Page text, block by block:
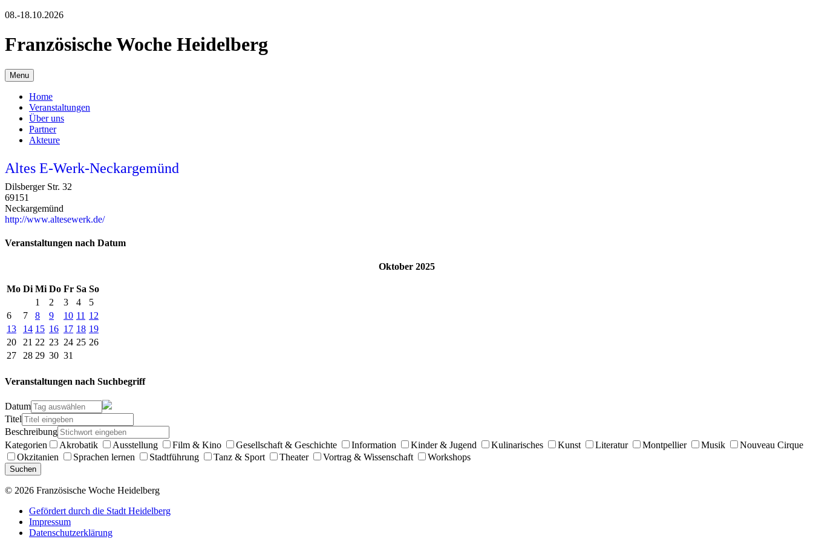
08.-18.10.2026
Französische Woche Heidelberg
Menu
Home
Veranstaltungen
Über uns
Partner
Akteure
Altes E-Werk-Neckargemünd
Dilsberger Str. 32
69151
Neckargemünd
http://www.altesewerk.de/
Veranstaltungen nach Datum
Oktober 2025
Mo Di Mi Do Fr Sa So
1
2 3 4
5
6
7 8 9 10 11 12
13
14 15 16 17 18 19
20
21 22 23 24 25 26
27
28 29 30 31
Veranstaltungen nach Suchbegriff
Datum
Titel
Beschreibung
Kategorien
Akrobatik Ausstellung Film & Kino Gesellschaft & Geschichte Information Kinder & Jugend Kulinarisches Kunst Literatur Montpellier Musik
Nouveau Cirque
Okzitanien
Sprachen lernen Stadtführung Tanz & Sport Theater Vortrag & Wissenschaft Workshops
Suchen
© 2026 Französische Woche Heidelberg
Gefördert durch die Stadt Heidelberg
Impressum
Datenschutzerklärung